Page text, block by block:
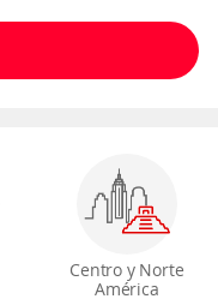
Centro y Norte
América